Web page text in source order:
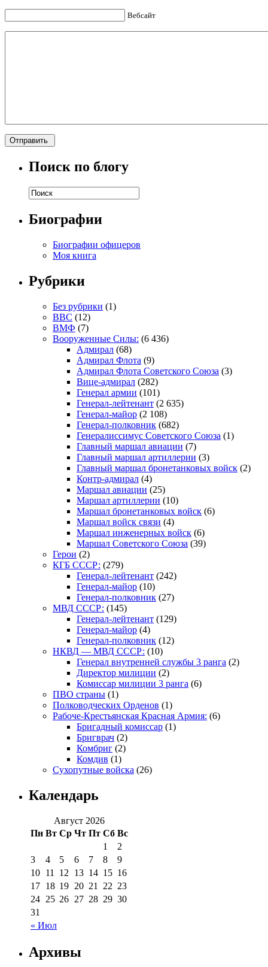
Вебсайт
Поиск по блогу
Биографии
Биографии офицеров
Моя книга
Рубрики
Без рубрики (1)
ВВС (12)
ВМФ (7)
Вооруженные Силы: (6 436)
Адмирал (68)
Адмирал Флота (9)
Адмирал Флота Советского Союза (3)
Вице-адмирал (282)
Генерал армии (101)
Генерал-лейтенант (2 635)
Генерал-майор (2 108)
Генерал-полковник (682)
Генералиссимус Советского Союза (1)
Главный маршал авиации (7)
Главный маршал артиллерии (3)
Главный маршал бронетанковых войск (2)
Контр-адмирал (4)
Маршал авиации (25)
Маршал артиллерии (10)
Маршал бронетанковых войск (6)
Маршал войск связи (4)
Маршал инженерных войск (6)
Маршал Советского Союза (39)
Герои (2)
КГБ СССР: (279)
Генерал-лейтенант (242)
Генерал-майор (10)
Генерал-полковник (27)
МВД СССР: (145)
Генерал-лейтенант (129)
Генерал-майор (4)
Генерал-полковник (12)
НКВД — МВД СССР: (10)
Генерал внутренней службы 3 ранга (2)
Директор милиции (2)
Комиссар милиции 3 ранга (6)
ПВО страны (1)
Полководческих Орденов (1)
Рабоче-Крестьянская Красная Армия: (6)
Бригадный комиссар (1)
Бригврач (2)
Комбриг (2)
Комдив (1)
Сухопутные войска (26)
Календарь
Август 2026
Пн Вт Ср Чт Пт Сб Вс
« Июл
1
2
3
4 5 6 7 8
9
10 11 12 13 14 15 16
17 18 19 20 21 22 23
24 25 26 27 28 29 30
31
Архивы